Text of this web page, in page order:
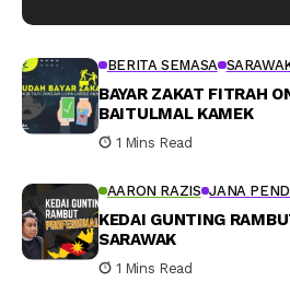
BERITA SEMASA
BAYAR ZAKAT FITRAH
BAITULMAL KAMEK
1 Mins Read
AARON RAZIS JANA
KEDAI GUNTING
SARAWAK
1 Mins Read